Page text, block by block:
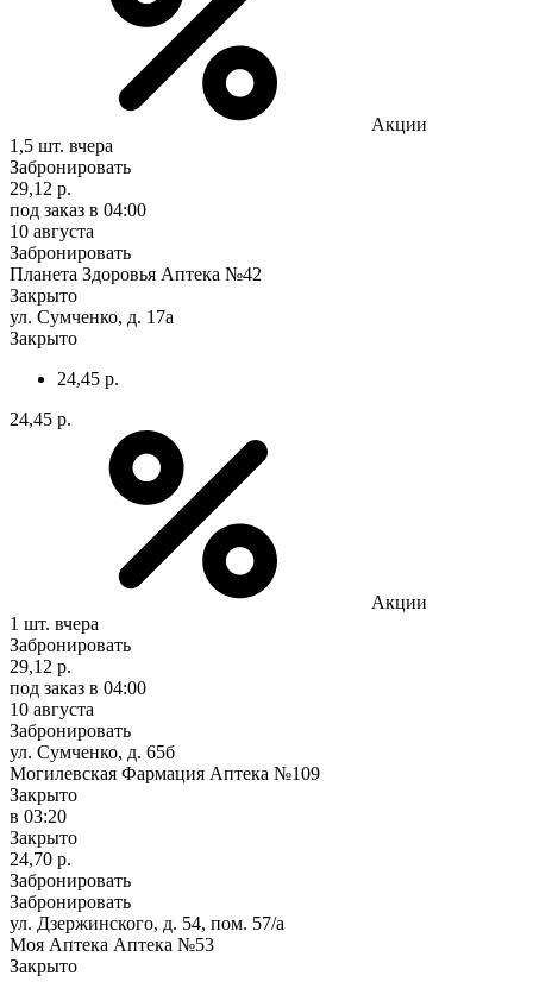
Акции
1,5 шт. вчера
Забронировать
29,12 р.
под заказ в 04:00
10 августа
Забронировать
Планета Здоровья Аптека №42
Закрыто
ул. Сумченко, д. 17а
Закрыто
24,45 р.
24,45 р.
Акции
1 шт. вчера
Забронировать
29,12 р.
под заказ в 04:00
10 августа
Забронировать
ул. Сумченко, д. 65б
Могилевская Фармация Аптека №109
Закрыто
в 03:20
Закрыто
24,70 р.
Забронировать
Забронировать
ул. Дзержинского, д. 54, пом. 57/а
Моя Аптека Аптека №53
Закрыто